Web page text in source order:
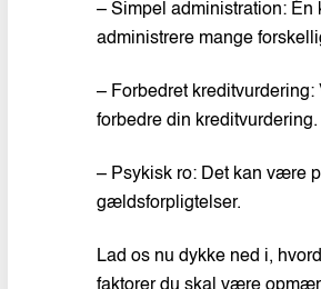
– Simpel administration: Én
administrere mange
– Forbedret
forbedre din kreditvurdering.
– Psykisk ro: Det kan være
gældsforpligtelser.
Lad os nu dykke ned i,